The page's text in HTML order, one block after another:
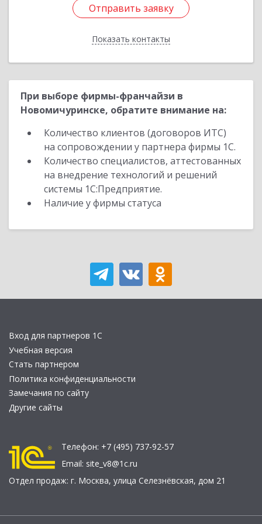
Отправить заявку
Показать контакты
Отправить заявку
Назад
При выборе фирмы-франчайзи в
Новомичуринске, обратите внимание на:
Количество клиентов (договоров ИТС)
на сопровождении у партнера фирмы 1С.
Количество специалистов, аттестованных
на внедрение технологий и решений
системы 1С:Предприятие.
Наличие у фирмы статуса
Вход для партнеров 1С
Учебная версия
Стать партнером
Политика конфиденциальности
Замечания по сайту
Другие сайты
Телефон: +7 (495) 737-92-57
Email: site_v8@1c.ru
Отдел продаж: г. Москва, улица Селезнёвская, дом 21